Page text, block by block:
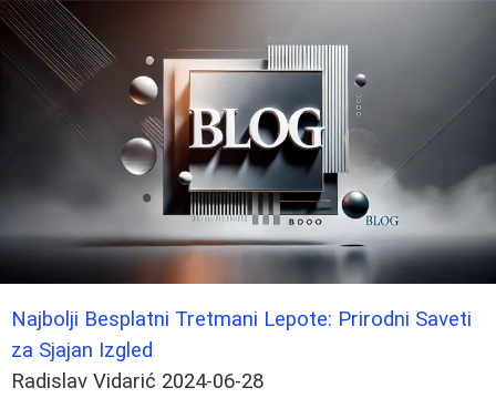
Najbolji Besplatni Tretmani Lepote: Prirodni Saveti
za Sjajan Izgled
Radislav Vidarić 2024-06-28